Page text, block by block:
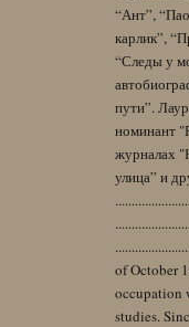
“Ант”,
карлик”,
“Следы у
пути”.
номинант
журналах
улица” и
of October
occupation
studies.